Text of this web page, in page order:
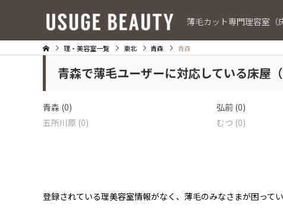
薄毛カット専門理容室（
理・美容室一覧 東北 青森 青森
青森で薄毛ユーザーに対応している床屋
青森 (0) 弘前 (0)
五所川原 (0)
むつ (0)
登録されている理美容室情報がなく、薄毛のみなさまが困っ